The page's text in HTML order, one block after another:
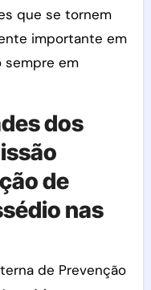
que se tornem
importante em
sempre em
dos
de
nas
de Prevenção